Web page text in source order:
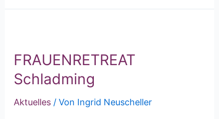
FRAUENRETREAT
Schladming
Aktuelles/ Von Ingrid Neuscheller